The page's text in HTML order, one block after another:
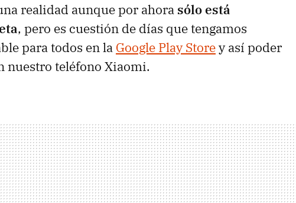
realidad aunque por ahora sólo está
, pero es cuestión de días que tengamos
para todos en la Google Play Storey así poder
nuestro teléfono Xiaomi.